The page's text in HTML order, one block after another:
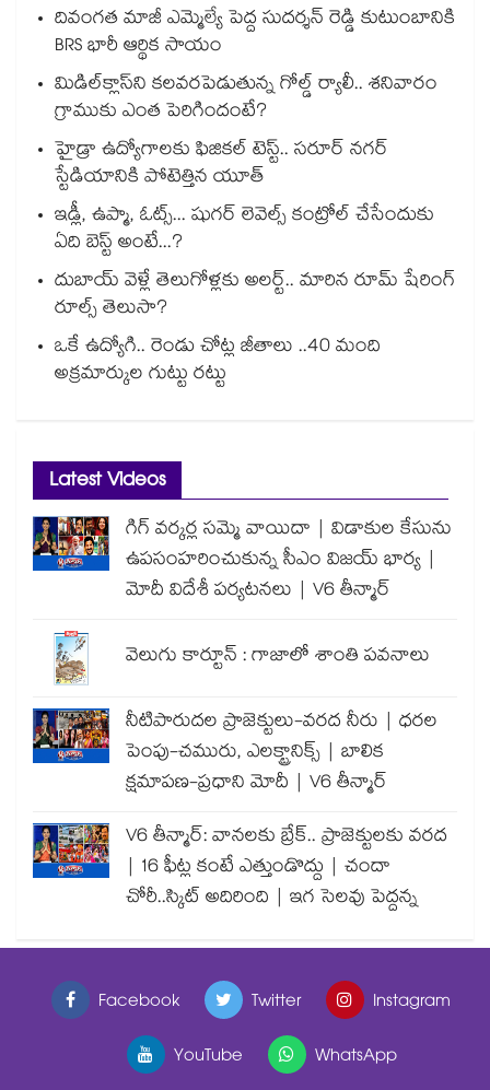
దివంగత మాజీ ఎమ్మెల్యే పెద్ద సుదర్శన్ రెడ్డి కుటుంబానికి
BRS భారీ ఆర్థిక సాయం
మిడిల్‌క్లాస్‌ని కలవరపెడుతున్న గోల్డ్ ర్యాలీ.. శనివారం
గ్రాముకు ఎంత పెరిగిందంటే?
హైడ్రా ఉద్యోగాలకు ఫిజికల్ టెస్ట్.. సరూర్ నగర్
స్టేడియానికి పోటెత్తిన యూత్
ఇడ్లీ, ఉప్మా, ఓట్స్... షుగర్ లెవెల్స్ కంట్రోల్ చేసేందుకు
ఏది బెస్ట్ అంటే...?
దుబాయ్ వెళ్లే తెలుగోళ్లకు అలర్ట్.. మారిన రూమ్ షేరింగ్‌
రూల్స్ తెలుసా?
ఒకే ఉద్యోగి.. రెండు చోట్ల జీతాలు ..40 మంది
అక్రమార్కుల గుట్టు రట్టు
Latest Videos
గిగ్ వర్కర్ల సమ్మె వాయిదా | విడాకుల కేసును
ఉపసంహరించుకున్న సీఎం విజయ్ భార్య |
మోదీ విదేశీ పర్యటనలు | V6 తీన్మార్
వెలుగు కార్టూన్ : గాజాలో శాంతి పవనాలు
నీటిపారుదల ప్రాజెక్టులు-వరద నీరు | ధరల
పెంపు-చమురు, ఎలక్ట్రానిక్స్ | బాలిక
క్షమాపణ-ప్రధాని మోదీ | V6 తీన్మార్
V6 తీన్మార్: వానలకు బ్రేక్.. ప్రాజెక్టులకు వరద
| 16 ఫీట్ల కంటే ఎత్తుండొద్దు | చందా
చోరీ..స్కిట్ అదిరింది | ఇగ సెలవు పెద్దన్న
Facebook Twitter
Instagram
YouTube
WhatsApp